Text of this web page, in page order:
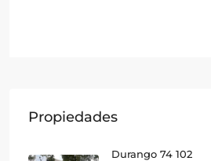
Propiedades
Durango 74 102